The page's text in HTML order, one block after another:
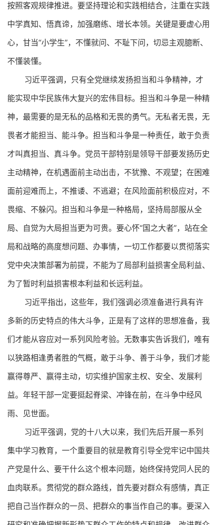
按照客观规律推进。要坚持理论和实践相结合，注重在实践
中学真知、悟真谛，加强磨练、增长本领。关键是要虚心用
心，甘当“小学生”，不懂就问、不耻下问，切忌主观臆断、
不懂装懂。
习近平强调，只有全党继续发扬担当和斗争精神，才
能实现中华民族伟大复兴的宏伟目标。担当和斗争是一种精
神，最需要的是无私的品格和无畏的勇气。无私者无畏，无
畏者才能担当、能斗争。担当和斗争是一种责任，敢于负责
才叫真担当、真斗争。党员干部特别是领导干部要发扬历史
主动精神，在机遇面前主动出击，不犹豫、不观望；在困难
面前迎难而上，不推诿、不逃避；在风险面前积极应对，不
畏缩、不躲闪。担当和斗争是一种格局，坚持局部服从全
局、自觉为大局担当更为可贵。要心怀“国之大者”，站在全
局和战略的高度想问题、办事情，一切工作都要以贯彻落实
党中央决策部署为前提，不能为了局部利益损害全局利益、
为了暂时利益损害根本利益和长远利益。
习近平指出，这些年，我们强调必须准备进行具有许
多新的历史特点的伟大斗争，正是有了这样的思想准备，我
们才能从容应对一系列风险考验。无数事实告诉我们，唯有
以狭路相逢勇者胜的气概，敢于斗争、善于斗争，我们才能
赢得尊严、赢得主动，切实维护国家主权、安全、发展利
益。年轻干部一定要挺起脊梁、冲锋在前，在斗争中经风
雨、见世面。
习近平强调，党的十八大以来，我们先后开展一系列
集中学习教育，一个重要目的就是教育引导全党牢记中国共
产党是什么、要干什么这个根本问题，始终保持党同人民的
血肉联系。贯彻党的群众路线，首先要对群众有感情，真正
把自己当作群众的一员、把群众的事当作自己的事。要深入